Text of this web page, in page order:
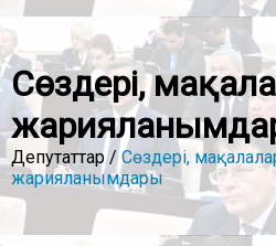
Сөздері,
Депутаттар /Сөздері,
жарияланымдары